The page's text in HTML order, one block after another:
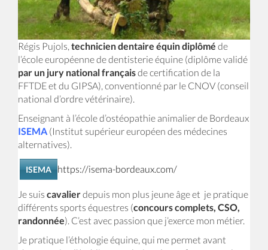
Régis Pujols, technicien dentaire équin diplômé de
l’école européenne de dentisterie équine (diplôme validé
par un jury national françaisde certification de la
FFTDE et du GIPSA), conventionné par le CNOV (conseil
national d’ordre vétérinaire).
Enseignant à l’école d’ostéopathie animalier de Bordeaux
ISEMA (Institut supérieur européen des médecines
alternatives).
ISEMA https://isema-bordeaux.com/
Je suis cavalierdepuis mon plus jeune âge et je pratique
différents sports équestres (concours complets, CSO,
randonnée). C’est avec passion que j’exerce mon métier.
Je pratique l’éthologie équine, qui me permet avant